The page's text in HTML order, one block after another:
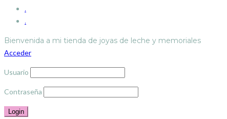
.
.
Bienvenida a mi tienda de joyas de leche y memoriales
Acceder
Usuario
Contraseña